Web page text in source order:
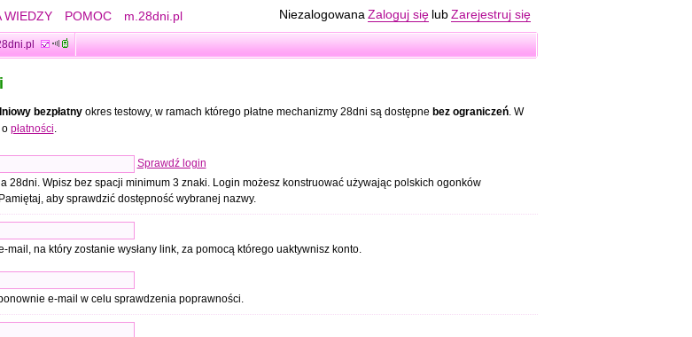
WIEDZY POMOC m.28dni.pl Niezalogowana Zaloguj się lub Zarejestruj się
bezpłatnyokres testowy, w ramach którego płatne mechanizmy 28dni są dostępne bez ograniczeń. W
o płatności.
Sprawdź login
28dni. Wpisz bez spacji minimum 3 znaki. Login możesz konstruować używając polskich ogonków
aby sprawdzić dostępność wybranej nazwy.
mail, na który zostanie wysłany link, za pomocą którego uaktywnisz konto.
e-mail w celu sprawdzenia poprawności.